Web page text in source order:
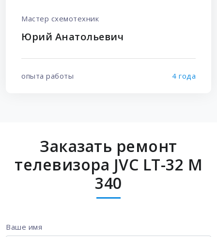
Мастер схемотехник
Юрий Анатольевич
опыта работы 4 года
Заказать ремонт
телевизора JVC LT-32 M
340
Ваше имя